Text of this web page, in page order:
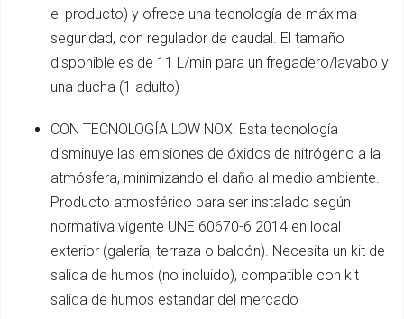
el producto) y ofrece una tecnología de máxima
seguridad, con regulador de caudal. El tamaño
disponible es de 11 L/min para un fregadero/lavabo y
una ducha (1 adulto)
CON TECNOLOGÍA LOW NOX: Esta tecnología
disminuye las emisiones de óxidos de nitrógeno a la
atmósfera, minimizando el daño al medio ambiente.
Producto atmosférico para ser instalado según
normativa vigente UNE 60670-6 2014 en local
exterior (galería, terraza o balcón). Necesita un kit de
salida de humos (no incluido), compatible con kit
salida de humos estandar del mercado